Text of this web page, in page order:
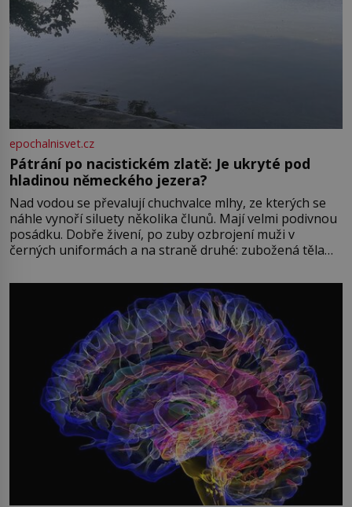
epochalnisvet.cz
Pátrání po nacistickém zlatě: Je ukryté pod
hladinou německého jezera?
Nad vodou se převalují chuchvalce mlhy, ze kterých se
náhle vynoří siluety několika člunů. Mají velmi podivnou
posádku. Dobře živení, po zuby ozbrojení muži v
černých uniformách a na straně druhé: zubožená těla
přízračná scéna znamená? Je jaro roku 1945, druhá
světová válka se chýlí ke konci. Jezero Stolpsee